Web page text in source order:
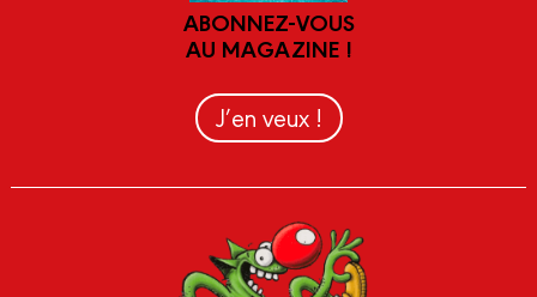
ABONNEZ-VOUS
AU MAGAZINE !
J’en veux !